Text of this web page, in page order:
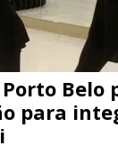
Belo
para